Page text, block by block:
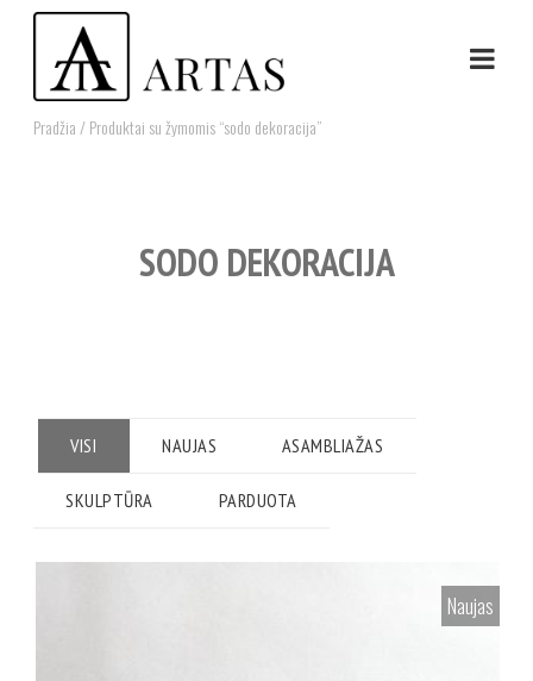
Pradžia / Produktai su žymomis “sodo dekoracija”
SODO DEKORACIJA
VISI NAUJAS ASAMBLIAŽAS
SKULPTŪRA PARDUOTA
Naujas